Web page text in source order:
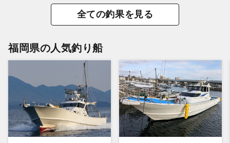
全ての釣果を見る
福岡県の人気釣り船